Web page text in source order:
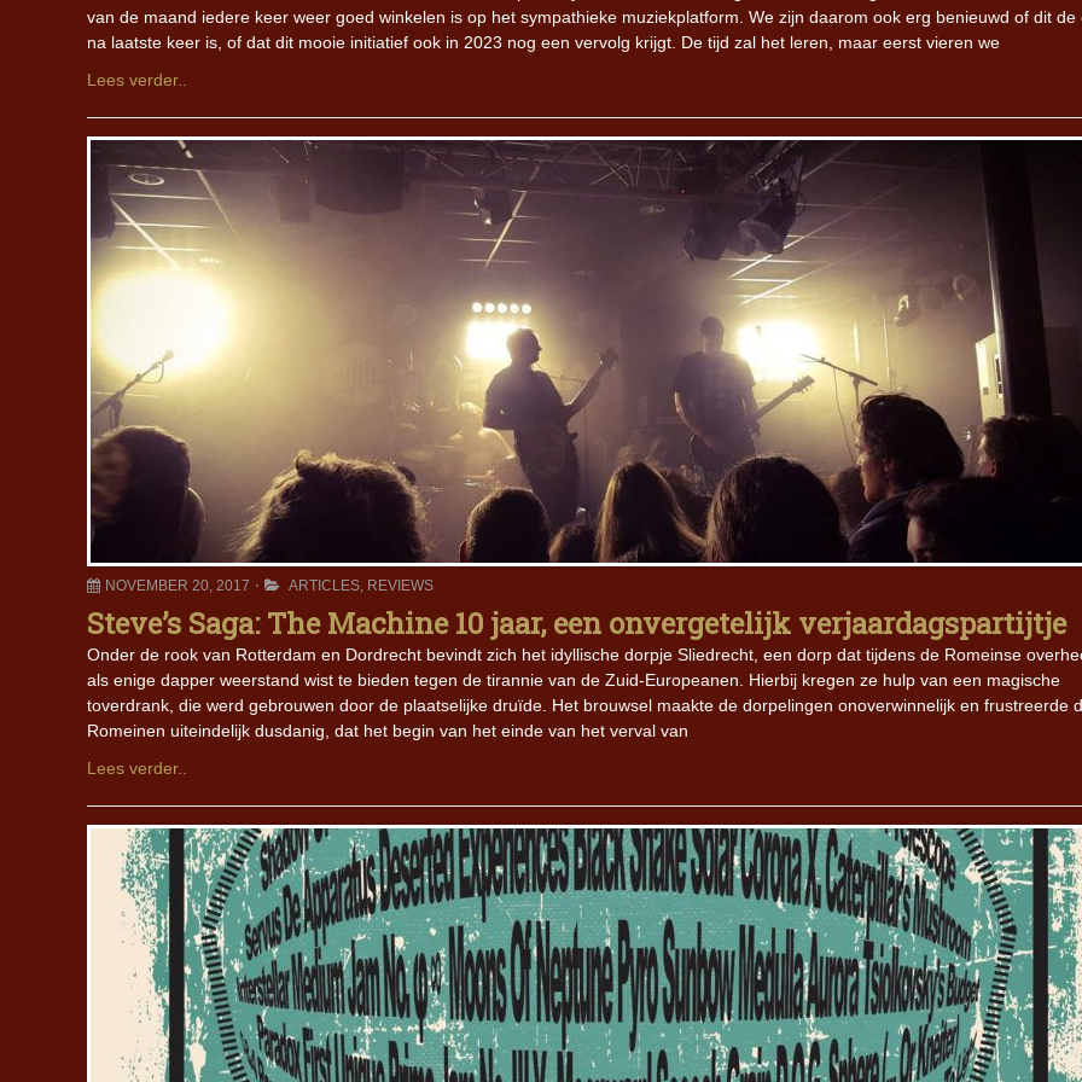
van de maand iedere keer weer goed winkelen is op het sympathieke muziekplatform. We zijn daarom ook erg benieuwd of dit de
na laatste keer is, of dat dit mooie initiatief ook in 2023 nog een vervolg krijgt. De tijd zal het leren, maar eerst vieren we
Lees verder..
NOVEMBER 20, 2017 ARTICLES, REVIEWS
Steve’s Saga: The Machine 10 jaar, een onvergetelijk verjaardagspartijtje
Onder de rook van Rotterdam en Dordrecht bevindt zich het idyllische dorpje Sliedrecht, een dorp dat tijdens de Romeinse
als enige dapper weerstand wist te bieden tegen de tirannie van de Zuid-Europeanen. Hierbij kregen ze hulp van een magische
toverdrank, die werd gebrouwen door de plaatselijke druïde. Het brouwsel maakte de dorpelingen onoverwinnelijk en frustreerde
Romeinen uiteindelijk dusdanig, dat het begin van het einde van het verval van
Lees verder..